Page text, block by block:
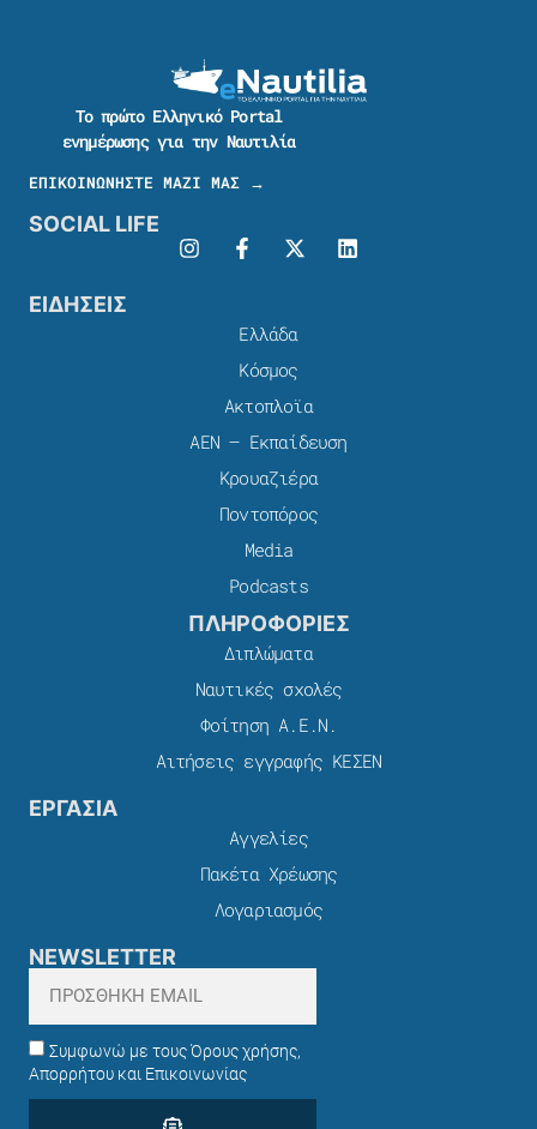
Το πρώτο Ελληνικό Portal
ενημέρωσης για την Ναυτιλία
ΕΠΙΚΟΙΝΩΝΗΣΤΕ ΜΑΖΙ ΜΑΣ →
SOCIAL LIFE
ΕΙΔΗΣΕΙΣ
Ελλάδα
Κόσμος
Ακτοπλοϊα
ΑΕΝ – Εκπαίδευση
Κρουαζιέρα
Ποντοπόρος
Media
Podcasts
ΠΛΗΡΟΦΟΡΙΕΣ
Διπλώματα
Ναυτικές σχολές
Φοίτηση Α.Ε.Ν.
Αιτήσεις εγγραφής ΚΕΣΕΝ
ΕΡΓΑΣΙΑ
Αγγελίες
Πακέτα Χρέωσης​
Λογαριασμός
NEWSLETTER
Συμφωνώ με τους Όρους χρήσης,
Απορρήτου και Επικοινωνίας